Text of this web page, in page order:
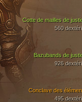
Cotte de mailles de
560
Bazubands de
926
Conclave des
495